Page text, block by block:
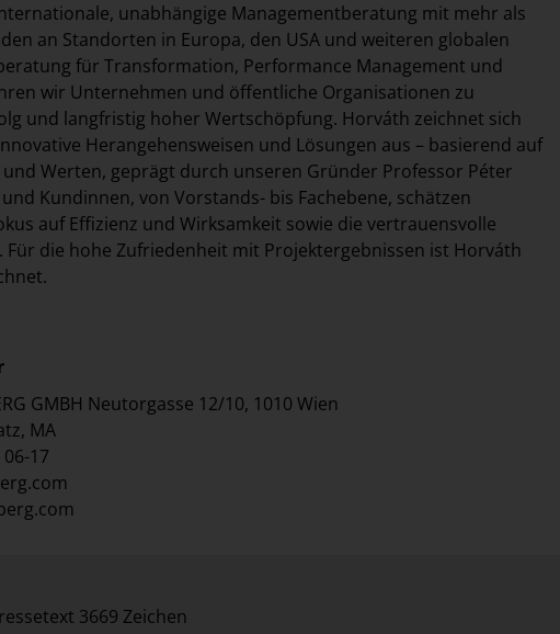
unabhängige Managementberatung mit mehr als
an Standorten in Europa, den USA und weiteren globalen
für Transformation, Performance Management und
wir Unternehmen und öffentliche Organisationen zu
und langfristig hoher Wertschöpfung. Horváth zeichnet sich
Herangehensweisen und Lösungen aus – basierend auf
Werten, geprägt durch unseren Gründer Professor Péter
Kundinnen, von Vorstands- bis Fachebene, schätzen
auf Effizienz und Wirksamkeit sowie die vertrauensvolle
Für die hohe Zufriedenheit mit Projektergebnissen ist Horváth
GMBH Neutorgasse 12/10, 1010 Wien
MA
17
3669 Zeichen